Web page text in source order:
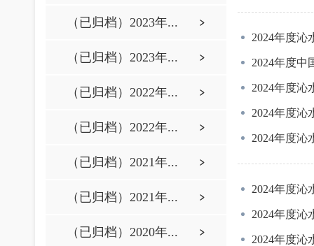
（已归档）2023年...
（已归档）2023年...
（已归档）2022年...
（已归档）2022年...
（已归档）2021年...
（已归档）2021年...
（已归档）2020年...
2024年度沁
2024年度中
2024年度沁
2024年度沁
2024年度沁
2024年度沁
2024年度沁
2024年度沁